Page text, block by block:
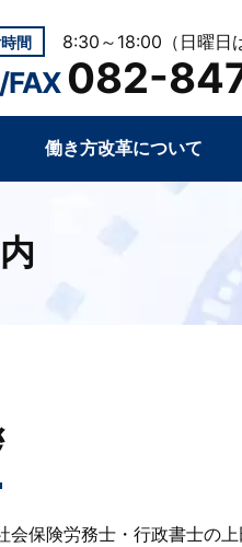
働き方改革について
間 8:30～18:00（日曜日
FAX 082-
会保険労務士・行政書士の上